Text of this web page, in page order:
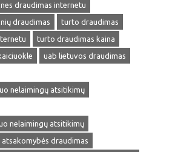
draudimas internetu
draudimas
turto draudimas
turto draudimas kaina
uab lietuvos draudimas
nelaimingų atsitikimų
nelaimingų atsitikimų
draudimas